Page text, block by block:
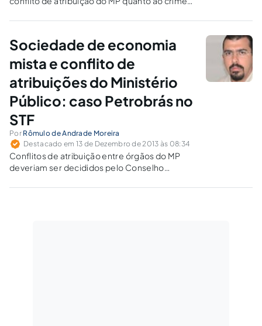
Sociedade de economia
mista e conflito de
atribuições do Ministério
Público: caso Petrobrás no
STF
Por Rômulo de Andrade Moreira
Destacado em 13 de Dezembro de 2013 às 08:34
Conflitos de atribuição entre órgãos do MP
deveriam ser decididos pelo Conselho
constitucionalmente legitimado para o